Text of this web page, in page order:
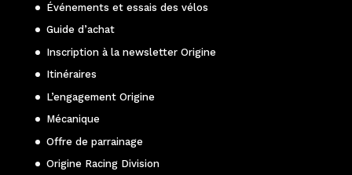
Événements et essais des vélos
Guide d’achat
Inscription à la newsletter Origine
Itinéraires
L’engagement Origine
Mécanique
Offre de parrainage
Origine Racing Division